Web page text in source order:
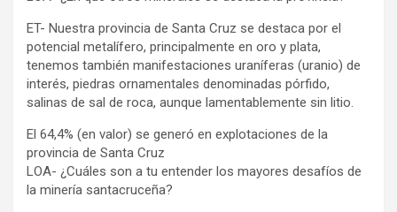
ET- Nuestra provincia de Santa Cruz se destaca por el
potencial metalífero, principalmente en oro y plata,
tenemos también manifestaciones uraníferas (uranio) de
interés, piedras ornamentales denominadas pórfido,
salinas de sal de roca, aunque lamentablemente sin litio.
El 64,4% (en valor) se generó en explotaciones de la
provincia de Santa Cruz
LOA- ¿Cuáles son a tu entender los mayores desafíos de
la minería santacruceña?